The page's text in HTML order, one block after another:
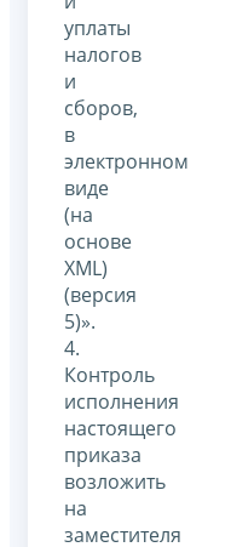
уплаты
налогов
и
сборов,
в
электронном
виде
(на
основе
XML)
(версия
5)».
4.
Контроль
исполнения
настоящего
приказа
возложить
на
заместителя